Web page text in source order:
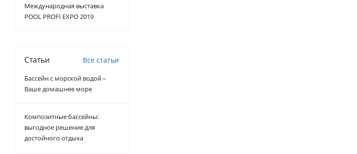
Международная выставка
POOL PROFI EXPO 2019
Статьи Все статьи
Бассейн с морской водой –
Ваше домашнее море
Композитные бассейны:
выгодное решение для
достойного отдыха